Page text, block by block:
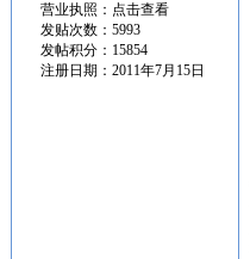
营业执照： 点击查看
发贴次数：5993
发帖积分：15854
注册日期：2011年7月15日